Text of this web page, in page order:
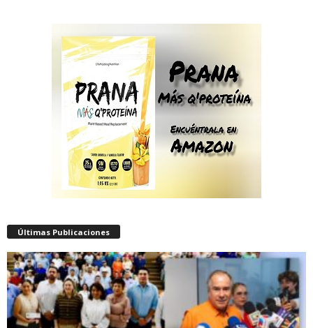
Últimas Publicaciones